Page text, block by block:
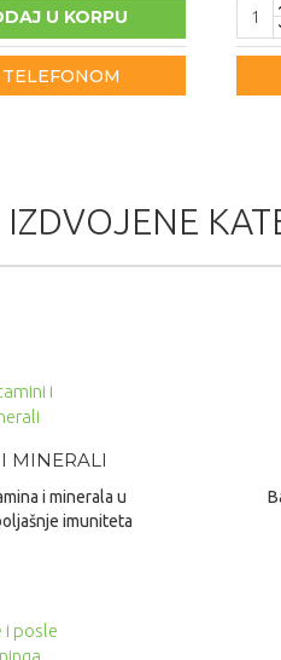
U KORPU
IZDVOJENE
MINERALI
i minerala u
imuniteta